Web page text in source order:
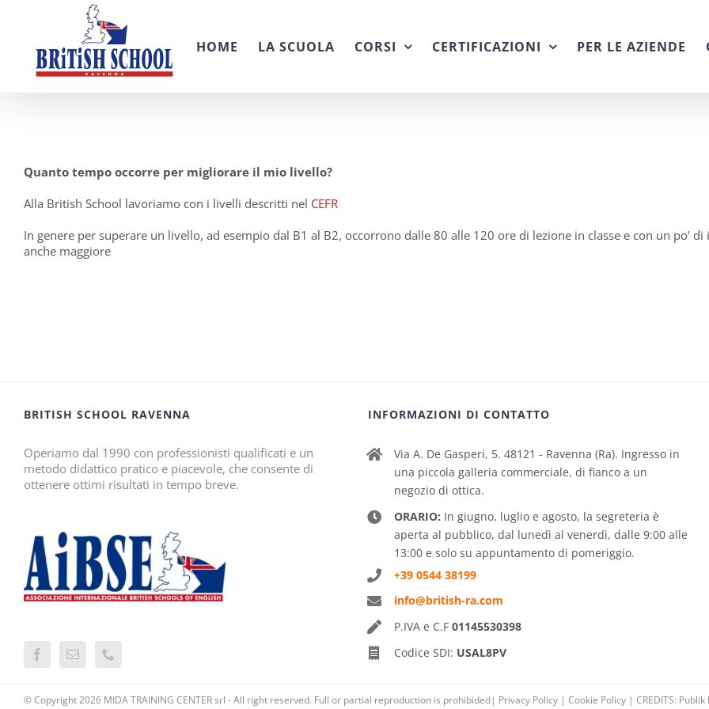
HOME LA SCUOLA CORSI CERTIFICAZIONI PER LE AZIENDE
Quanto tempo occorre per migliorare il mio livello?
Alla British School lavoriamo con i livelli descritti nel CEFR
In genere per superare un livello, ad esempio dal B1 al B2, occorrono dalle 80 alle 120 ore di lezione in classe e con un po’
anche maggiore
BRITISH SCHOOL RAVENNA
Operiamo dal 1990 con professionisti qualificati e un
metodo didattico pratico e piacevole, che consente di
ottenere ottimi risultati in tempo breve.
INFORMAZIONI DI CONTATTO
Via A. De Gasperi, 5. 48121 - Ravenna (Ra). Ingresso in
una piccola galleria commerciale, di fianco a un
negozio di ottica.
ORARIO: In giugno, luglio e agosto, la segreteria è
aperta al pubblico, dal lunedì al venerdì, dalle 9:00 alle
13:00 e solo su appuntamento di pomeriggio.
+39 0544 38199
info@british-ra.com
P.IVA e C.F01145530398
Codice SDI: USAL8PV
© Copyright2026 MIDA TRAINING CENTER srl - All right reserved. Full or partial reproduction is prohibided| Privacy Policy | Cookie Policy | CREDITS: